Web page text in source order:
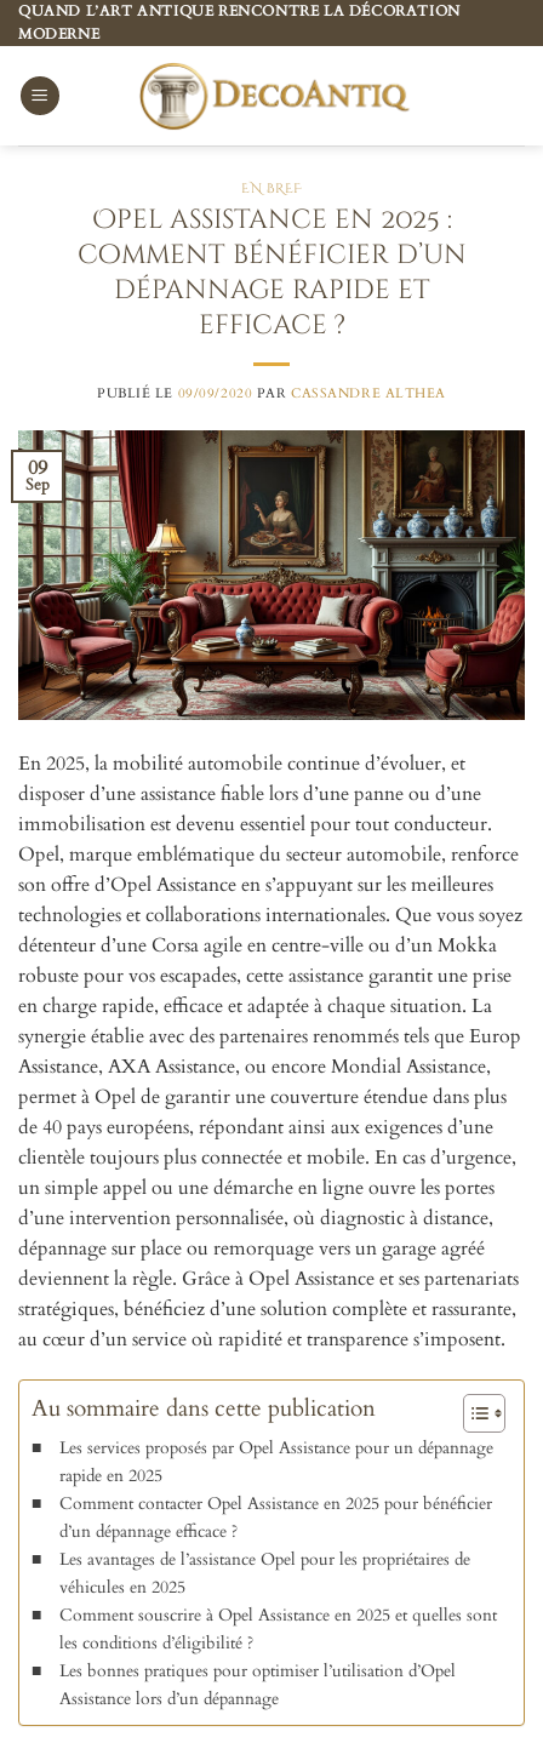
Passer
au
contenu
QUAND L’ART ANTIQUE RENCONTRE LA DÉCORATION
MODERNE
EN BREF
Opel assistance en 2025 :
comment bénéficier d’un
dépannage rapide et
efficace ?
PUBLIÉ LE 09/09/2020 PARCASSANDRE ALTHEA
09
Sep
En 2025, la mobilité automobile continue d’évoluer, et
disposer d’une assistance fiable lors d’une panne ou d’une
immobilisation est devenu essentiel pour tout conducteur.
Opel, marque emblématique du secteur automobile, renforce
son offre d’Opel Assistance en s’appuyant sur les meilleures
technologies et collaborations internationales. Que vous soyez
détenteur d’une Corsa agile en centre-ville ou d’un Mokka
robuste pour vos escapades, cette assistance garantit une prise
en charge rapide, efficace et adaptée à chaque situation. La
synergie établie avec des partenaires renommés tels que Europ
Assistance, AXA Assistance, ou encore Mondial Assistance,
permet à Opel de garantir une couverture étendue dans plus
de 40 pays européens, répondant ainsi aux exigences d’une
clientèle toujours plus connectée et mobile. En cas d’urgence,
un simple appel ou une démarche en ligne ouvre les portes
d’une intervention personnalisée, où diagnostic à distance,
dépannage sur place ou remorquage vers un garage agréé
deviennent la règle. Grâce à Opel Assistance et ses partenariats
stratégiques, bénéficiez d’une solution complète et rassurante,
au cœur d’un service où rapidité et transparence s’imposent.
Au sommaire dans cette publication
Les services proposés par Opel Assistance pour un dépannage
rapide en 2025
Comment contacter Opel Assistance en 2025 pour bénéficier
d’un dépannage efficace ?
Les avantages de l’assistance Opel pour les propriétaires de
véhicules en 2025
Comment souscrire à Opel Assistance en 2025 et quelles sont
les conditions d’éligibilité ?
Les bonnes pratiques pour optimiser l’utilisation d’Opel
Assistance lors d’un dépannage